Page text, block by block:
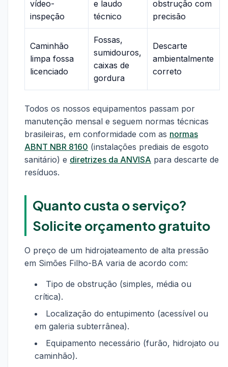
vídeo-
inspeção
e laudo
técnico
obstrução com
precisão
Caminhão
limpa fossa
licenciado
Fossas,
sumidouros,
caixas de
gordura
Descarte
ambientalmente
correto
Todos os nossos equipamentos passam por
manutenção mensal e seguem normas técnicas
brasileiras, em conformidade com as normas
ABNT NBR 8160 (instalações prediais de esgoto
sanitário) e diretrizes da ANVISA para descarte de
resíduos.
Quanto custa o serviço?
Solicite orçamento gratuito
O preço de um hidrojateamento de alta pressão
em Simões Filho-BA varia de acordo com:
Tipo de obstrução (simples, média ou
crítica).
Localização do entupimento (acessível ou
em galeria subterrânea).
Equipamento necessário (furão, hidrojato ou
caminhão).